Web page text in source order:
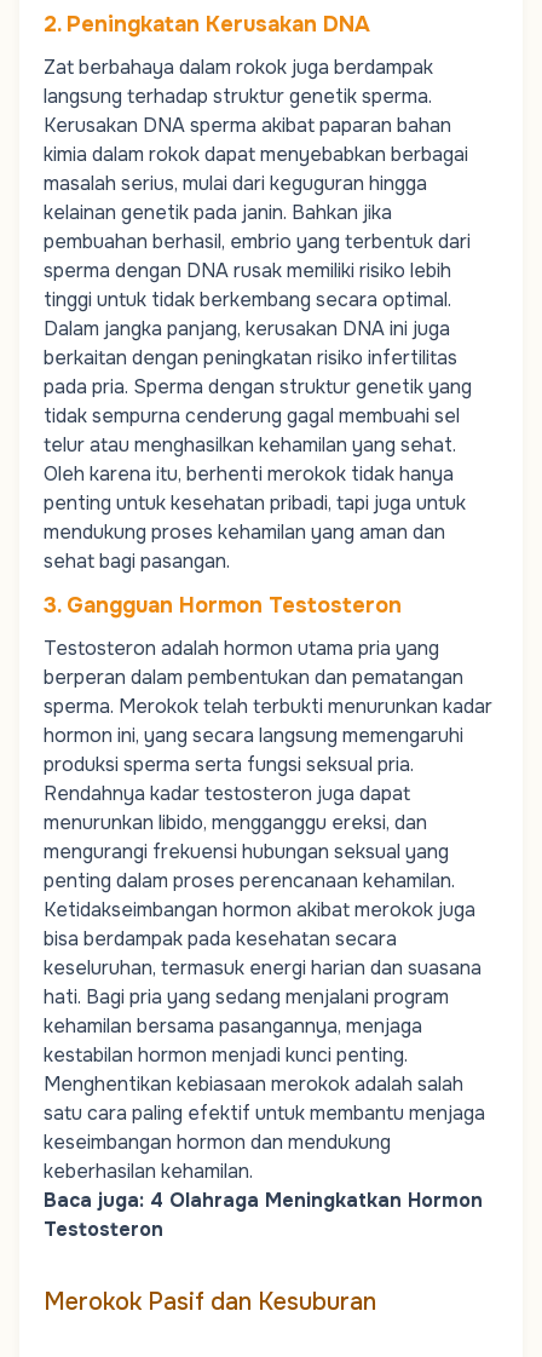
2. Peningkatan Kerusakan DNA
Zat berbahaya dalam rokok juga berdampak
langsung terhadap struktur genetik sperma.
Kerusakan DNA sperma akibat paparan bahan
kimia dalam rokok dapat menyebabkan berbagai
masalah serius, mulai dari keguguran hingga
kelainan genetik pada janin. Bahkan jika
pembuahan berhasil, embrio yang terbentuk dari
sperma dengan DNArusak memiliki risiko lebih
tinggi untuk tidak berkembang secara optimal.
Dalam jangka panjang, kerusakan DNA ini juga
berkaitan dengan peningkatan risiko infertilitas
pada pria. Sperma dengan struktur genetik yang
tidak sempurna cenderung gagal membuahi sel
telur atau menghasilkan kehamilan yang sehat.
Oleh karena itu, berhenti merokok tidak hanya
penting untuk kesehatan pribadi, tapi juga untuk
mendukung proses kehamilan yang aman dan
sehat bagi pasangan.
3. Gangguan Hormon Testosteron
Testosteron adalah hormon utama pria yang
berperan dalam pembentukan dan pematangan
sperma. Merokok telah terbukti menurunkan kadar
hormon ini, yang secara langsung memengaruhi
produksi sperma serta fungsi seksual pria.
Rendahnya kadar testosteron juga dapat
menurunkan libido, mengganggu ereksi, dan
mengurangi frekuensi hubungan seksual yang
penting dalam proses perencanaan kehamilan.
Ketidakseimbangan hormon akibat merokok juga
bisa berdampak pada kesehatan secara
keseluruhan, termasuk energi harian dan suasana
hati. Bagi pria yang sedang menjalani program
kehamilan bersama pasangannya, menjaga
kestabilan hormon menjadi kunci penting.
Menghentikan kebiasaan merokok adalah salah
satu cara paling efektif untuk membantu menjaga
keseimbangan hormon dan mendukung
keberhasilan kehamilan.
Baca juga: 4 Olahraga Meningkatkan Hormon
Testosteron
Merokok Pasif dan Kesuburan